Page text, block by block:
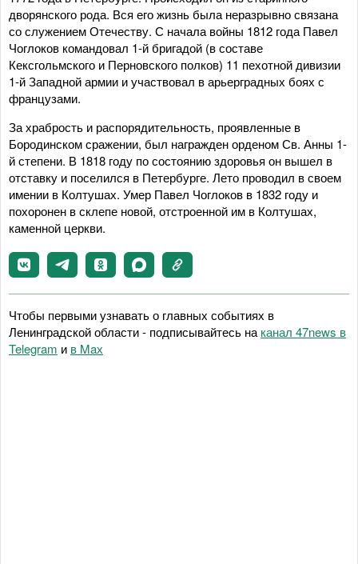
дворянского рода. Вся его жизнь была неразрывно связана
со служением Отечеству. С начала войны 1812 года Павел
Чоглоков командовал 1-й бригадой (в составе
Кексгольмского и Перновского полков) 11 пехотной дивизии
1-й Западной армии и участвовал в арьерградных боях с
французами.
За храбрость и распорядительность, проявленные в
Бородинском сражении, был награжден орденом Св. Анны 1-
й степени. В 1818 году по состоянию здоровья он вышел в
отставку и поселился в Петербурге. Лето проводил в своем
имении в Колтушах. Умер Павел Чоглоков в 1832 году и
похоронен в склепе новой, отстроенной им в Колтушах,
каменной церкви.
Чтобы первыми узнавать о главных событиях в
Ленинградской области - подписывайтесь на канал 47news в
Telegram и в Maх